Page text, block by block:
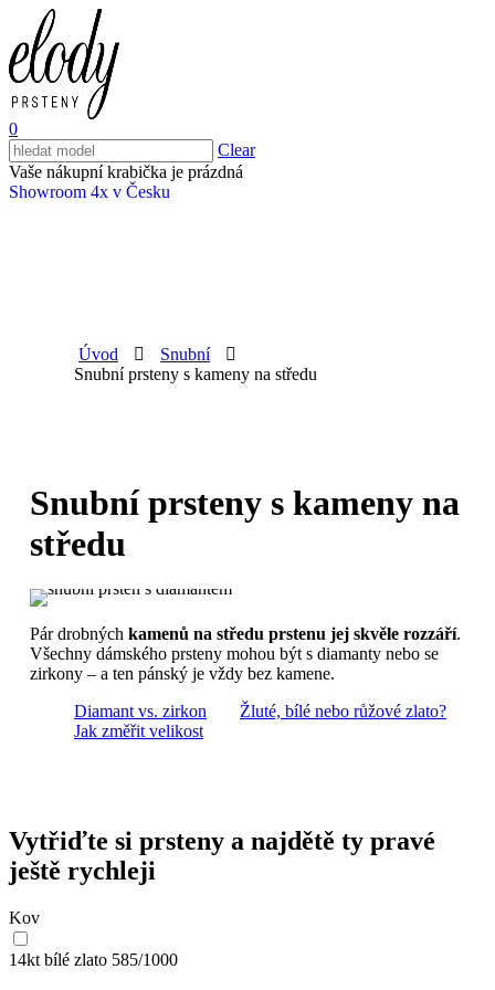
0
Clear
Vaše nákupní krabička je prázdná
Showroom 4x v Česku
Úvod
Snubní
Snubní prsteny s kameny na středu
Snubní prsteny s kameny na
středu
Pár drobných kamenů na středu prstenu jej skvěle rozzáří.
Všechny dámského prsteny mohou být s diamanty nebo se
zirkony – a ten pánský je vždy bez kamene.
Diamant vs. zirkon
Žluté, bílé nebo růžové zlato?
Jak změřit velikost
Vytřiďte si prsteny a najdětě ty pravé
ještě rychleji
Kov
14kt bílé zlato 585/1000